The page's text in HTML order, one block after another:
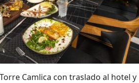
Camlica con traslado al hotel y